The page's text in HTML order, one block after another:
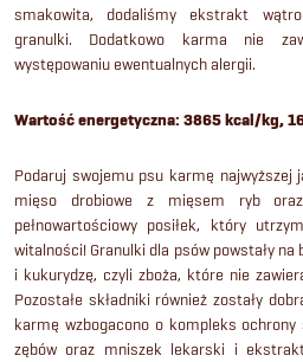
smakowita, dodaliśmy ekstrakt
granulki. Dodatkowo karma nie
występowaniu ewentualnych alergii.
Wartość energetyczna: 3865 kcal/kg,
Podaruj swojemu psu karmę najwyższej
mięso drobiowe z mięsem ryb
pełnowartościowy posiłek, który
witalności! Granulki dla psów powstały
i kukurydzę, czyli zboża, które nie
Pozostałe składniki również zostały
karmę wzbogacono o kompleks
zębów oraz mniszek lekarski i